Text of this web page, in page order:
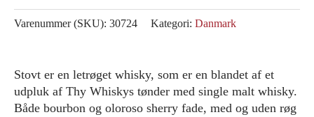
Varenummer (SKU): 30724 Kategori: Danmark
Stovt er en letrøget whisky, som er en blandet af et
udpluk af Thy Whiskys tønder med single malt whisky.
Både bourbon og oloroso sherry fade, med og uden røg